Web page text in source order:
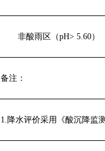
非酸雨区（pH> 5.60）
备注：
1.降水评价采用《酸沉降监